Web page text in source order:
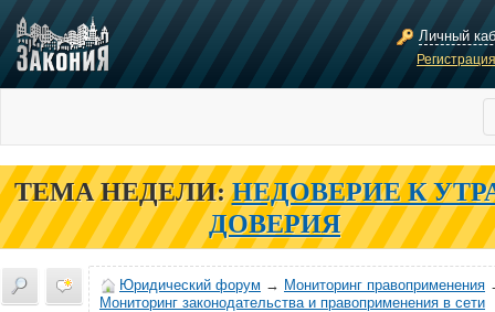
Личный
ТЕМА НЕДЕЛИ: НЕДОВЕРИЕ К
ДОВЕРИЯ
Юридический форум → Мониторинг правоприменения
Мониторинг законодательства и правоприменения в сети